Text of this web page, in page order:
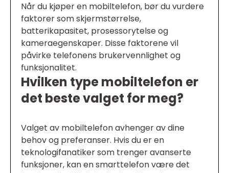
Når du kjøper en mobiltelefon, bør du vurdere
faktorer som skjermstørrelse,
batterikapasitet, prosessorytelse og
kameraegenskaper. Disse faktorene vil
påvirke telefonens brukervennlighet og
funksjonalitet.
Hvilken type mobiltelefon er
det beste valget for meg?
Valget av mobiltelefon avhenger av dine
behov og preferanser. Hvis du er en
teknologifanatiker som trenger avanserte
funksjoner, kan en smarttelefon være det